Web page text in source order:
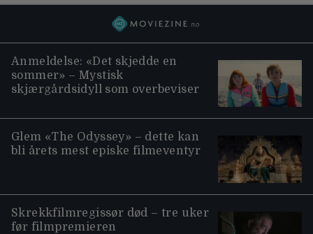
Anmeldelse: «Det skjedde en
sommer» – Mystisk
skjærgårdsidyll som overbeviser
Glem «The Odyssey» – dette kan
bli årets mest episke filmeventyr
Skrekkfilmregissør død – tre uker
før filmpremieren